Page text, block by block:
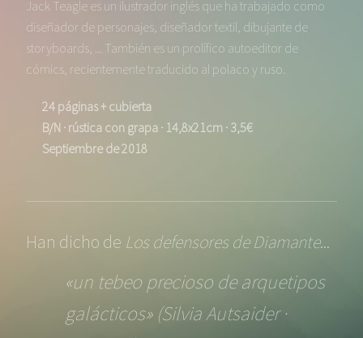
Jack Teagle es un ilustrador inglés que ha trabajado como
diseñador de personajes, diseñador textil, dibujante de
storyboards, ... También es un prolífico autoeditor de
cómics, recientemente traducido al polaco y ruso.
24 páginas + cubierta
B/N · rústica con grapa · 14,8x21cm · 3,5€
Septiembre de 2018
Han dicho de Los defensores de Diamante...
«un tebeo precioso de arquetipos
galácticos» (Silvia Autsaider ·